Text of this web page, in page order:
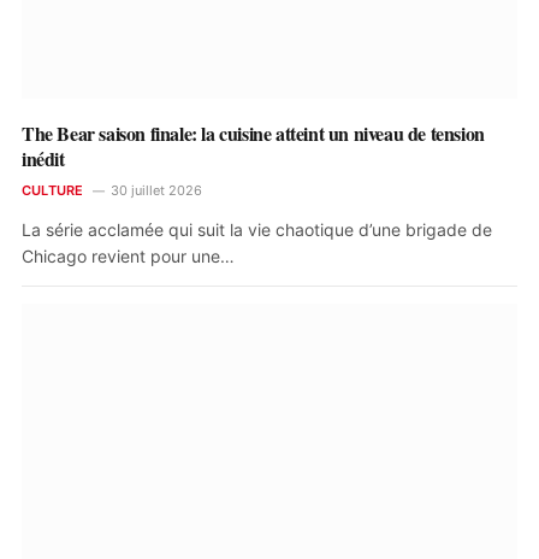
The Bear saison finale: la cuisine atteint un niveau de tension
inédit
CULTURE 30 juillet 2026
La série acclamée qui suit la vie chaotique d’une brigade de
Chicago revient pour une…